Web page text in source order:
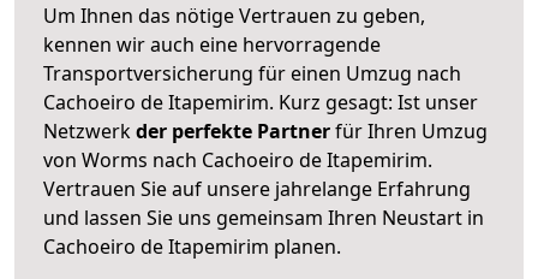
Um Ihnen das nötige Vertrauen zu geben,
kennen wir auch eine hervorragende
Transportversicherung für einen Umzug nach
Cachoeiro de Itapemirim. Kurz gesagt: Ist unser
Netzwerkder perfekte Partnerfür Ihren Umzug
von Worms nach Cachoeiro de Itapemirim.
Vertrauen Sie auf unsere jahrelange Erfahrung
und lassen Sie uns gemeinsam Ihren Neustart in
Cachoeiro de Itapemirim planen.